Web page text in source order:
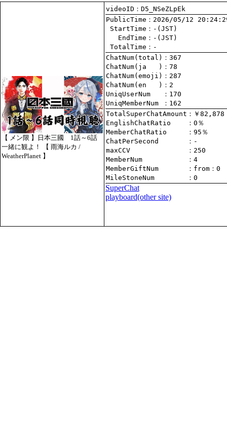
【 メン限 】日本三國 1話～6話
一緒に観よ！ 【 雨海ルカ /
WeatherPlanet 】
videoID：D5_NSeZLpEk
PublicTime
StartTime
   EndTime
TotalTime ：-
ChatNum(total)
ChatNum(ja   )
ChatNum(emoji)
ChatNum(en   )
UniqUserNum
：170
UniqMemberNum
：162
TotalSuperChatAmount
EnglishChatRatio
MemberChatRatio
ChatPerSecond
maxCCV
：250
MemberNum
：4
MemberGiftNum
： from ：0
MileStoneNum
：0
SuperChat
playboard(other site)